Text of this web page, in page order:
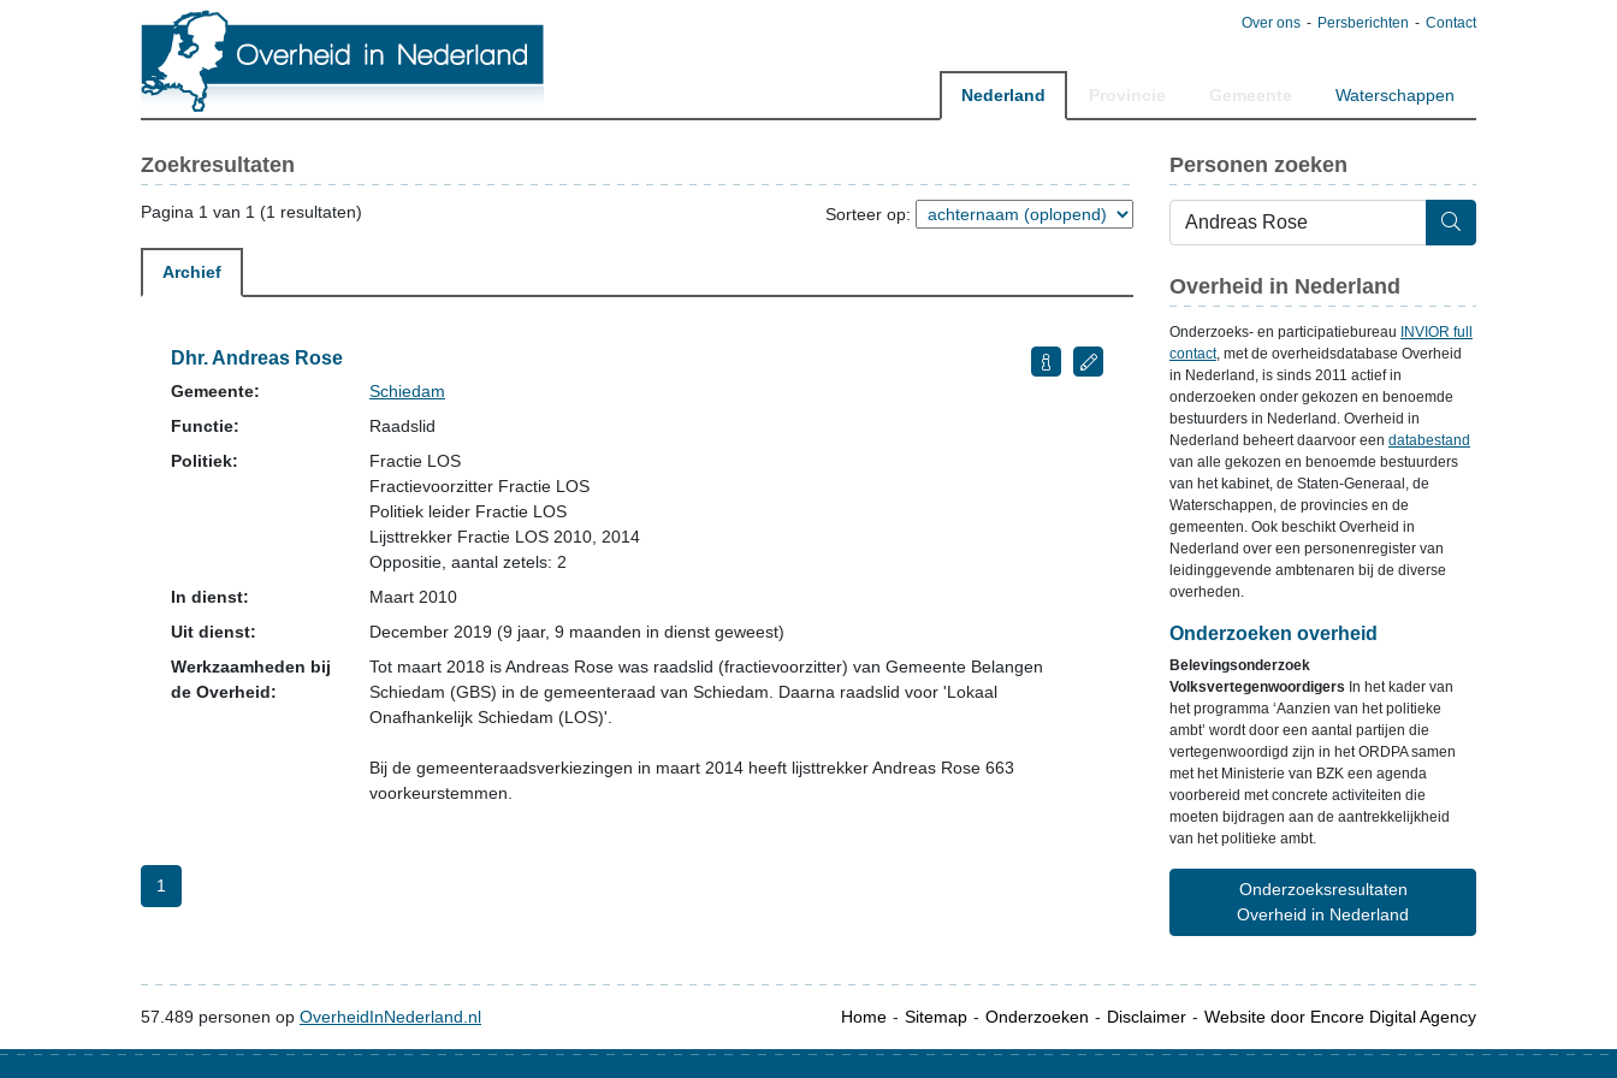
Over ons Persberichten Contact
Nederland Waterschappen
Zoekresultaten
Pagina 1 van 1 (1 resultaten) Sorteer op:
Archief
Dhr. Andreas Rose
Gemeente:
Schiedam
Functie:
Raadslid
Politiek:
Fractie LOS
Fractievoorzitter Fractie LOS
Politiek leider Fractie LOS
Lijsttrekker Fractie LOS 2010, 2014
Oppositie , aantal zetels: 2
In dienst:
Maart 2010
Uit dienst:
December 2019 (9 jaar, 9 maanden in dienst geweest)
Werkzaamheden bij
de Overheid:
Tot maart 2018 is Andreas Rose was raadslid (fractievoorzitter) van Gemeente Belangen
Schiedam (GBS) in de gemeenteraad van Schiedam. Daarna raadslid voor 'Lokaal
Onafhankelijk Schiedam (LOS)'.
Bij de gemeenteraadsverkiezingen in maart 2014 heeft lijsttrekker Andreas Rose 663
voorkeurstemmen.
1
Personen zoeken
Overheid in Nederland
Onderzoeks- en participatiebureau
INVIOR full
contact, met de overheidsdatabase Overheid
in Nederland, is sinds 2011 actief in
onderzoeken onder gekozen en benoemde
bestuurders in Nederland. Overheid in
Nederland beheert daarvoor een databestand
van alle gekozen en benoemde bestuurders
van het kabinet, de Staten-Generaal, de
Waterschappen, de provincies en de
gemeenten. Ook beschikt Overheid in
Nederland over een personenregister van
leidinggevende ambtenaren bij de diverse
overheden.
Onderzoeken overheid
Belevingsonderzoek
Volksvertegenwoordigers In het kader van
het programma ‘Aanzien van het politieke
ambt’ wordt door een aantal partijen die
vertegenwoordigd zijn in het ORDPA samen
met het Ministerie van BZK een agenda
voorbereid met concrete activiteiten die
moeten bijdragen aan de aantrekkelijkheid
van het politieke ambt.
Onderzoeksresultaten
Overheid in Nederland
57.489 personen op OverheidInNederland.nl Home Sitemap Onderzoeken Disclaimer Website door Encore Digital Agency